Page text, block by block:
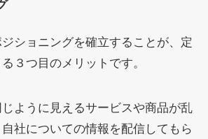
ショニングを確立することが、定
３つ目のメリットです。
ように見えるサービスや商品が乱
社についての情報を配信してもら